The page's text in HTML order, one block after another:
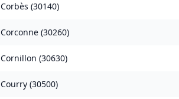
Corbès (30140)
Corconne (30260)
Cornillon (30630)
Courry (30500)